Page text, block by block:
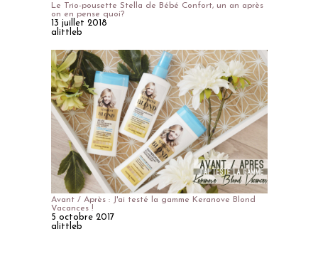
Le Trio-pousette Stella de Bébé Confort, un an après
on en pense quoi?
13 juillet 2018
alittleb
Avant / Après : J'ai testé la gamme Keranove Blond
Vacances !
5 octobre 2017
alittleb